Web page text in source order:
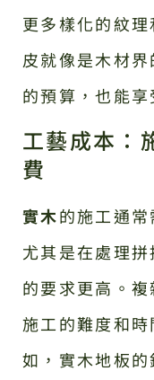
更多樣化的紋
皮就像是木材
的預算，也能享
工藝成本：
費
實木的施工通
尤其是在處理
的要求更高。
施工的難度和
如，實木地板